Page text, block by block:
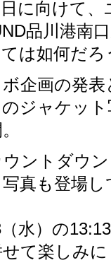
に向けて、
品川港南
は如何だろ
企画の発表
のジャケッ
ントダウ
真も登場し
水）の
て楽しみ